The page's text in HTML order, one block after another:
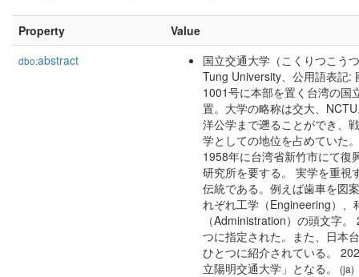
Property Value
dbo:abstract
国立交通大学（こくりつこう
Tung University、公用語表記:
1001号に本部を置く台湾の国
置。大学の略称は交大、
洋公学まで遡ることができ、
学としての地位を占めていた
1958年に台湾省新竹市にて復
研究所を要する。 実学を重視
伝統である。例えば歯車を図
れぞれ工学（Engineering）、
（Administration）の頭文字
つに指定された。また、日本
ひとつに紹介されている。
立陽明交通大学」となる。
(ja)